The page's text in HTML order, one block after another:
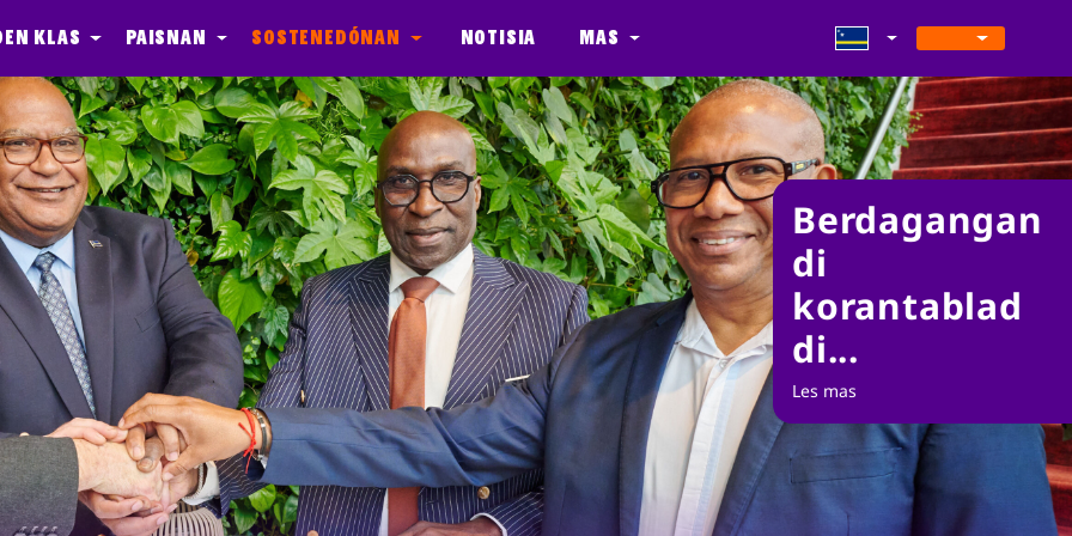
klas Paisnan Sostenedónan Notisia Mas
Berdagangan
di
korantablad
di...
Les mas